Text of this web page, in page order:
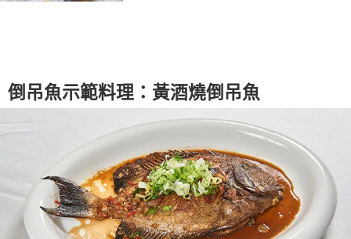
倒吊魚示範料理：黃酒燒倒吊魚